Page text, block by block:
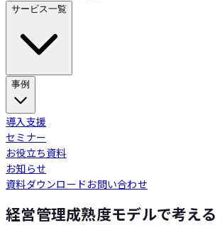
サービス一覧
Loglass 経営管理
Loglass 人員計画
Loglass 設備投資計画
事例
導入事例
導入支援
セミナー
お役立ち資料
お知らせ
資料ダウンロードお問い合わせ
経営管理成熟度モデルで考え